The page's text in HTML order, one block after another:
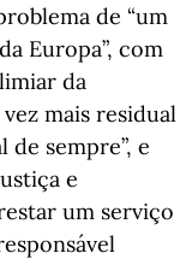
de “um
Europa”, com
da
mais residual
de sempre”, e
e
um serviço